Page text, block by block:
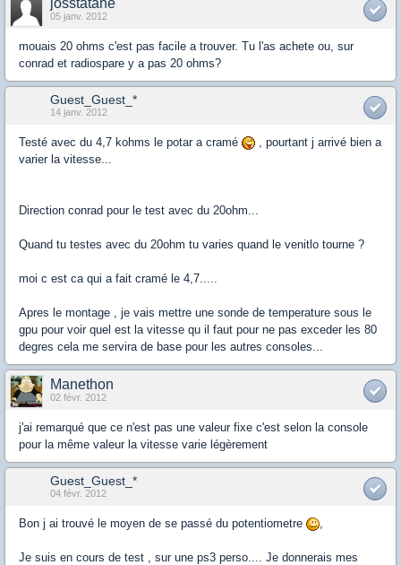
josstatane
05 janv. 2012
mouais 20 ohms c'est pas facile a trouver. Tu l'as achete ou, sur
conrad et radiospare y a pas 20 ohms?
Guest_Guest_*
14 janv. 2012
Testé avec du 4,7 kohms le potar a cramé
, pourtant j arrivé bien a
varier la vitesse...
Direction conrad pour le test avec du 20ohm...
Quand tu testes avec du 20ohm tu varies quand le venitlo tourne ?
moi c est ca qui a fait cramé le 4,7.....
Apres le montage , je vais mettre une sonde de temperature sous le
gpu pour voir quel est la vitesse qu il faut pour ne pas exceder les 80
degres cela me servira de base pour les autres consoles...
Manethon
02 févr. 2012
j'ai remarqué que ce n'est pas une valeur fixe c'est selon la console
pour la même valeur la vitesse varie légèrement
Guest_Guest_*
04 févr. 2012
Bon j ai trouvé le moyen de se passé du potentiometre ,
Je suis en cours de test , sur une ps3 perso.... Je donnerais mes